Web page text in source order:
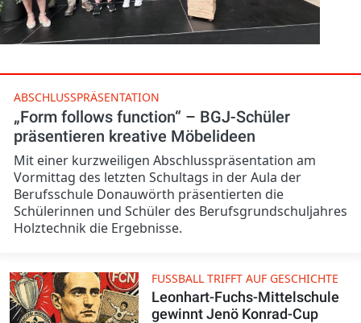
ABSCHLUSSPRÄSENTATION
„Form follows function“ – BGJ-Schüler
präsentieren kreative Möbelideen
Mit einer kurzweiligen Abschlusspräsentation am
Vormittag des letzten Schultags in der Aula der
Berufsschule Donauwörth präsentierten die
Schülerinnen und Schüler des Berufsgrundschuljahres
Holztechnik die Ergebnisse.
FUSSBALL TRIFFT AUF GESCHICHTE
Leonhart-Fuchs-Mittelschule
gewinnt Jenö Konrad-Cup